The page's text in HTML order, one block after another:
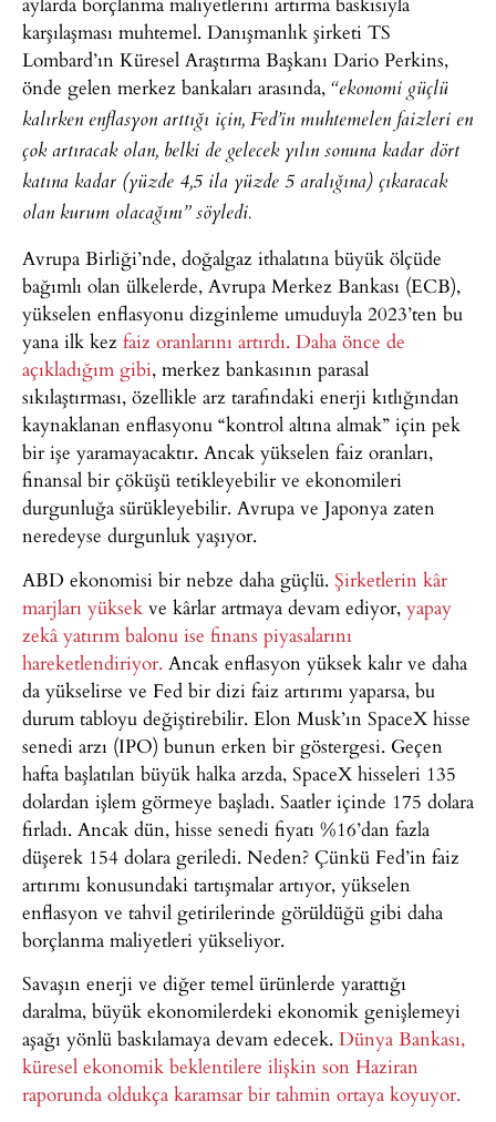
karşılaşması muhtemel. Danışmanlık şirketi TS
Lombard’ın Küresel Araştırma Başkanı Dario Perkins,
önde gelen merkez bankaları arasında, “ekonomi güçlü
kalırken enflasyon arttığı için, Fed’in muhtemelen faizleri en
çok artıracak olan, belki de gelecek yılın sonuna kadar dört
katına kadar (yüzde 4,5 ila yüzde 5 aralığına) çıkaracak
olan kurum olacağını” söyledi.
Avrupa Birliği’nde, doğalgaz ithalatına büyük ölçüde
bağımlı olan ülkelerde, Avrupa Merkez Bankası (ECB),
yükselen enflasyonu dizginleme umuduyla 2023’ten bu
yana ilk kez faiz oranlarını artırdı. Daha önce de
açıkladığım gibi, merkez bankasının parasal
sıkılaştırması, özellikle arz tarafındaki enerji kıtlığından
kaynaklanan enflasyonu “kontrol altına almak” için pek
bir işe yaramayacaktır. Ancak yükselen faiz oranları,
finansal bir çöküşü tetikleyebilir ve ekonomileri
durgunluğa sürükleyebilir. Avrupa ve Japonya zaten
neredeyse durgunluk yaşıyor.
ABD ekonomisi bir nebze daha güçlü. Şirketlerin kâr
marjları yüksek ve kârlar artmaya devam ediyor, yapay
zekâ yatırım balonu ise finans piyasalarını
hareketlendiriyor. Ancak enflasyon yüksek kalır ve daha
da yükselirse ve Fed bir dizi faiz artırımı yaparsa, bu
durum tabloyu değiştirebilir. Elon Musk’ın SpaceX hisse
senedi arzı (IPO) bunun erken bir göstergesi. Geçen
hafta başlatılan büyük halka arzda, SpaceX hisseleri 135
dolardan işlem görmeye başladı. Saatler içinde 175 dolara
fırladı. Ancak dün, hisse senedi fiyatı %16’dan fazla
düşerek 154 dolara geriledi. Neden? Çünkü Fed’in faiz
artırımı konusundaki tartışmalar artıyor, yükselen
enflasyon ve tahvil getirilerinde görüldüğü gibi daha
borçlanma maliyetleri yükseliyor.
Savaşın enerji ve diğer temel ürünlerde yarattığı
daralma, büyük ekonomilerdeki ekonomik genişlemeyi
aşağı yönlü baskılamaya devam edecek. Dünya Bankası,
küresel ekonomik beklentilere ilişkin son Haziran
raporunda oldukça karamsar bir tahmin ortaya koyuyor.